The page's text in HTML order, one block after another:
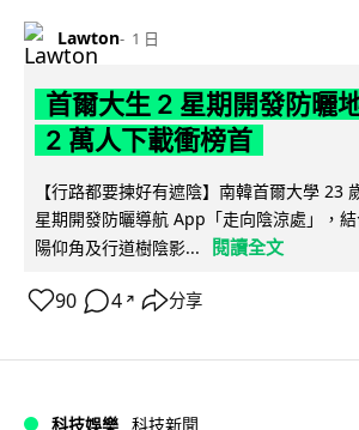
Lawton 1 日
首爾大生 2 星期開發防曬
2 萬人下載衝榜首
【行路都要揀好有遮陰】南韓首爾大學 23
星期開發防曬導航 App「走向陰涼處」，
陽仰角及行道樹陰影...
閱讀全文
90 4 ↗ 分享
科技娛樂 科技新聞